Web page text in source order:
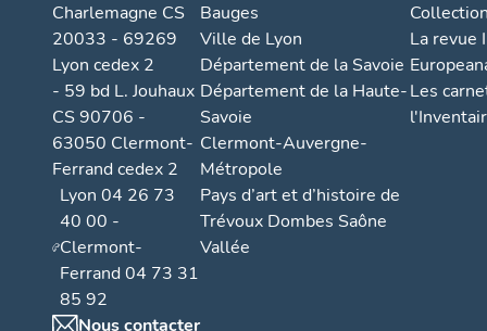
Charlemagne CS
20033 - 69269
Lyon cedex 2
- 59 bd L. Jouhaux
CS 90706 -
63050 Clermont-
Ferrand cedex 2
Lyon 04 26 73
40 00 -
Clermont-
Ferrand 04 73 31
85 92
Nous contacter
Bauges
Ville de Lyon
Département de la Savoie
Département de la Haute-
Savoie
Clermont-Auvergne-
Métropole
Pays d’art et d’histoire de
Trévoux Dombes Saône
Vallée
La revue
Les